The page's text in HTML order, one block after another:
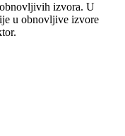
izvora. U
u obnovljive izvore